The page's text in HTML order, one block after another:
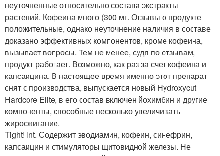
неуточненные относительно состава экстракты
растений. Кофеина много (300 мг. Отзывы о продукте
положительные, однако неуточнение наличия в составе
доказано эффективных компонентов, кроме кофеина,
вызывает вопросы. Тем не менее, судя по отзывам,
продукт работает. Возможно, как раз за счет кофеина и
капсаицина. В настоящее время именно этот препарат
снят с производства, выпускается новый Hydroxycut
Hardcore Elite, в его состав включен йохимбин и другие
компоненты, способные несколько увеличивать
жиросжигание.
Tight! Int. Содержит эводиамин, кофеин, синефрин,
капсаицин и стимуляторы щитовидной железы. Не